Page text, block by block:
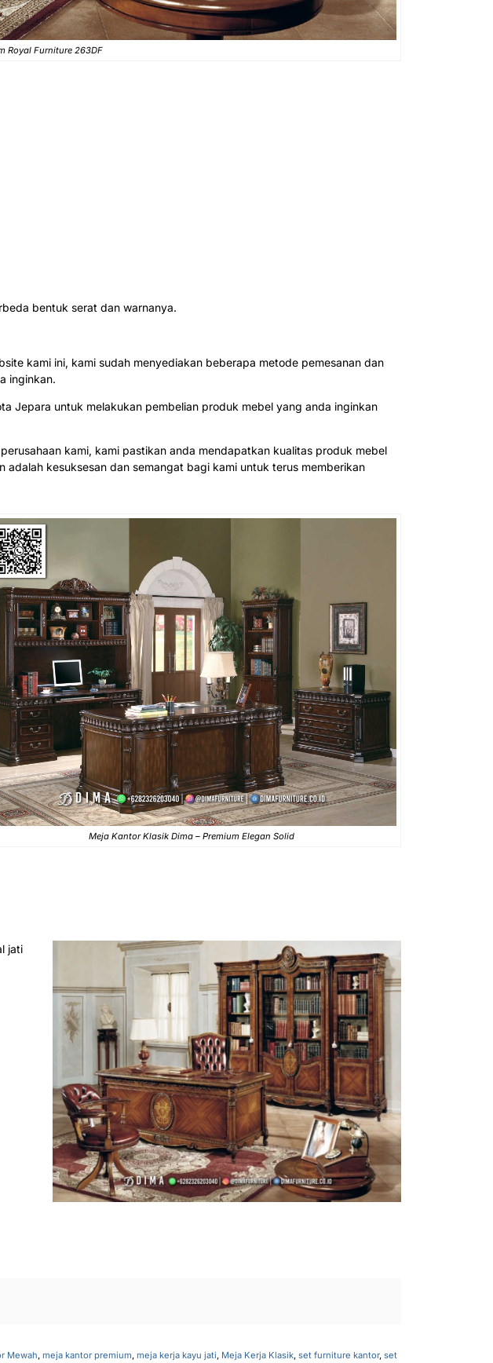
Royal Furniture 263DF
bentuk serat dan warnanya.
kami ini, kami sudah menyediakan beberapa metode pemesanan dan
inginkan.
Jepara untuk melakukan pembelian produk mebel yang anda inginkan
kami, kami pastikan anda mendapatkan kualitas produk mebel
kesuksesan dan semangat bagi kami untuk terus memberikan
Meja Kantor Klasik Dima – Premium Elegan Solid
jati
Mewah, meja kantor premium, meja kerja kayu jati, Meja Kerja Klasik, set furniture kantor, set